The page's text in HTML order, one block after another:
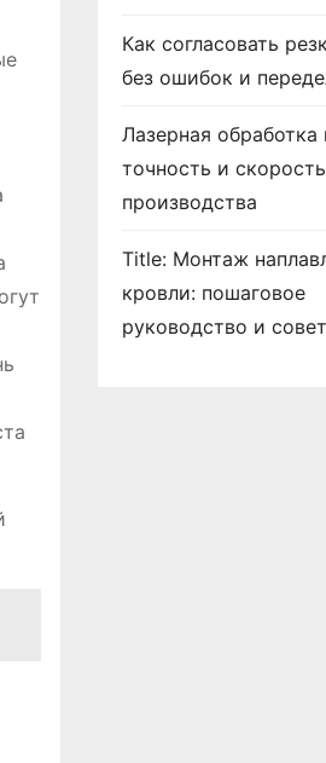
Как согласовать
без ошибок и
Лазерная
точность и скорость
производства
Title: Монтаж
кровли: пошаговое
руководство и